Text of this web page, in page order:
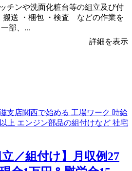
チンや洗面化粧台等の組立及び付
搬送 ・梱包 ・検査 などの作業を
部、...
詳細を表示
／組付け】月収例27